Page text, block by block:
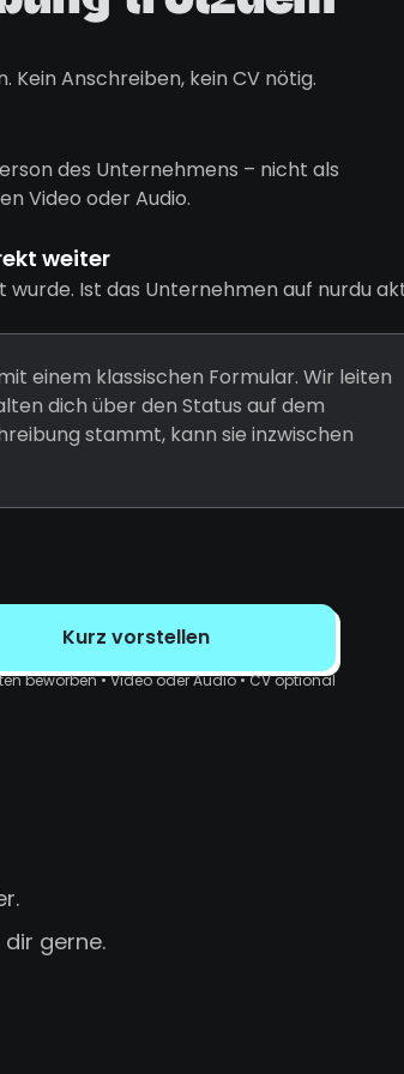
Kein Anschreiben, kein CV nötig.
des Unternehmens – nicht als
Video oder Audio.
weiter
Ist das Unternehmen auf nurdu
einem klassischen Formular. Wir leiten
dich über den Status auf dem
stammt, kann sie inzwischen
Kurz vorstellen
beworben • Video oder Audio • CV optional
gerne.